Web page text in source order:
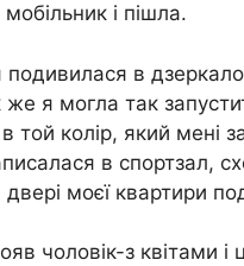
і пішла.
в дзеркало
я могла так
той колір, який мені
в спортзал,
моєї квартири
чоловік-з квітами